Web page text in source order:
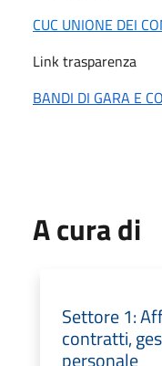
CUC UNIONE DEI
Link trasparenza
BANDI DI GARA E
A cura di
Settore 1:
contratti,
personale